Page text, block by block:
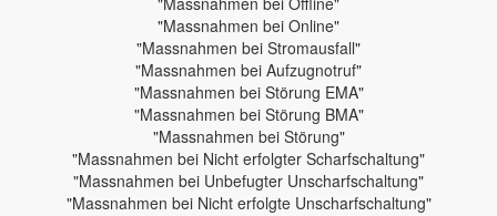
"Massnahmen bei Online"
"Massnahmen bei Stromausfall"
"Massnahmen bei Aufzugnotruf"
"Massnahmen bei Störung EMA"
"Massnahmen bei Störung BMA"
"Massnahmen bei Störung"
"Massnahmen bei Nicht erfolgter Scharfschaltung"
"Massnahmen bei Unbefugter Unscharfschaltung"
"Massnahmen bei Nicht erfolgte Unscharfschaltung"